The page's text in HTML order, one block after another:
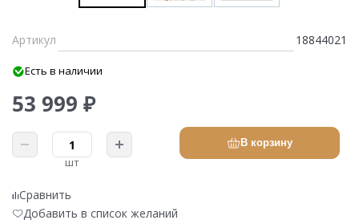
Артикул 18844021
Есть в наличии
53 999 ₽
шт
В корзину
Сравнить
Добавить в список желаний